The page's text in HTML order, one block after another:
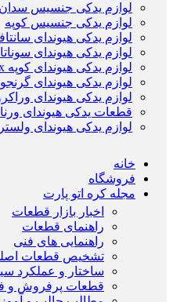
لوازم یدکی جنسیس سدان
لوازم یدکی جنسیس کوپه
لوازم یدکی هیوندای
لوازم یدکی هیوندای سوناتا
لوازم یدکی هیوندای کوپه fx
لوازم یدکی هیوندای
لوازم یدکی هیوندای
قطعات یدکی هیوندای ورنا
لوازم یدکی هیوندای ولستر
خانه
فروشگاه
مجله کره اتو پارت
اخبار بازار قطعات
راهنمای قطعات
راهنمایی های فنی
تشخیص قطعات
ساختار و عملکرد
قطعات پرفروش و